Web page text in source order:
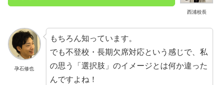
西浦校長
孕石修也
もちろん知っています。
でも不登校・長期欠席対応という感じで、私
の思う「選択肢」のイメージとは何か違った
んですよね！